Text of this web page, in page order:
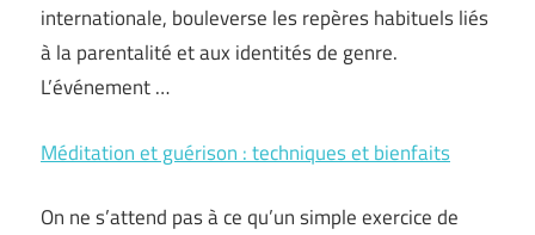
internationale, bouleverse les repères habituels liés
à la parentalité et aux identités de genre.
L’événement …
Méditation et guérison : techniques et bienfaits
On ne s’attend pas à ce qu’un simple exercice de